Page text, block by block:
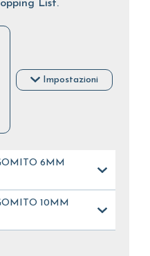
List.
Impostazioni
6MM
10MM